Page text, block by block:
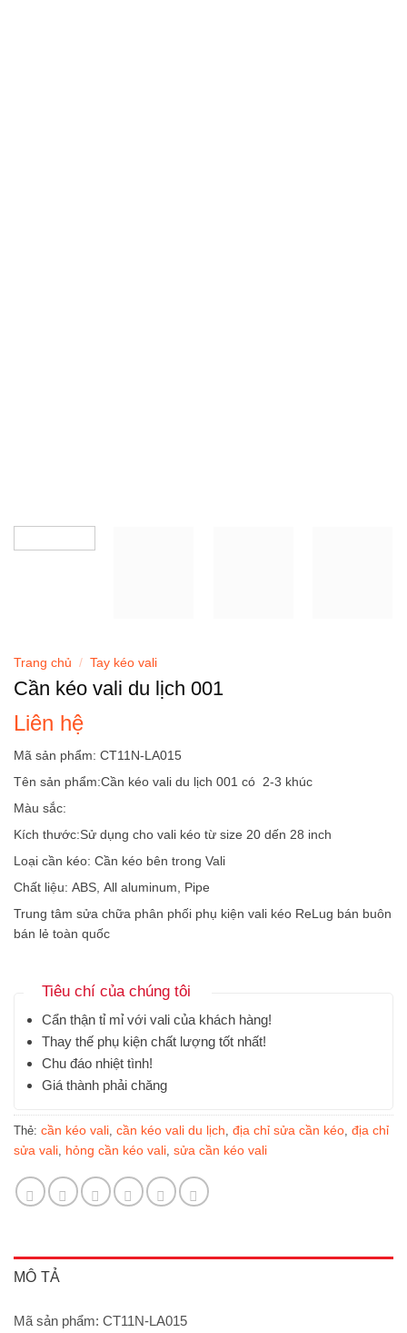
Trang chủ / Tay kéo vali
Cần kéo vali du lịch 001
Liên hệ
Mã sản phẩm: CT11N-LA015
Tên sản phẩm:Cần kéo vali du lịch 001 có 2-3 khúc
Màu sắc:
Kích thước:Sử dụng cho vali kéo từ size 20 dến 28 inch
Loại cần kéo: Cần kéo bên trong Vali
Chất liệu: ABS, All aluminum, Pipe
Trung tâm sửa chữa phân phối phụ kiện vali kéo ReLug bán buôn
bán lẻ toàn quốc
Tiêu chí của chúng tôi
Cẩn thận tỉ mỉ với vali của khách hàng!
Thay thế phụ kiện chất lượng tốt nhất!
Chu đáo nhiệt tình!
Giá thành phải chăng
Thẻ: cần kéo vali, cần kéo vali du lịch, địa chỉ sửa cần kéo, địa chỉ
sửa vali, hỏng cần kéo vali, sửa cần kéo vali
MÔ TẢ
Mã sản phẩm: CT11N-LA015